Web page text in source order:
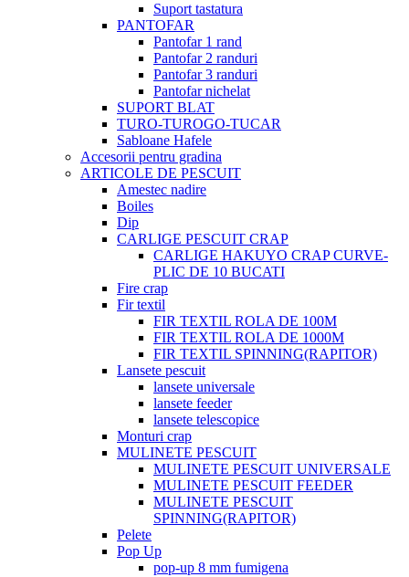
Suport tastatura
PANTOFAR
Pantofar 1 rand
Pantofar 2 randuri
Pantofar 3 randuri
Pantofar nichelat
SUPORT BLAT
TURO-TUROGO-TUCAR
Sabloane Hafele
Accesorii pentru gradina
ARTICOLE DE PESCUIT
Amestec nadire
Boiles
Dip
CARLIGE PESCUIT CRAP
CARLIGE HAKUYO CRAP CURVE-
PLIC DE 10 BUCATI
Fire crap
Fir textil
FIR TEXTIL ROLA DE 100M
FIR TEXTIL ROLA DE 1000M
FIR TEXTIL SPINNING(RAPITOR)
Lansete pescuit
lansete universale
lansete feeder
lansete telescopice
Monturi crap
MULINETE PESCUIT
MULINETE PESCUIT UNIVERSALE
MULINETE PESCUIT FEEDER
MULINETE PESCUIT
SPINNING(RAPITOR)
Pelete
Pop Up
pop-up 8 mm fumigena